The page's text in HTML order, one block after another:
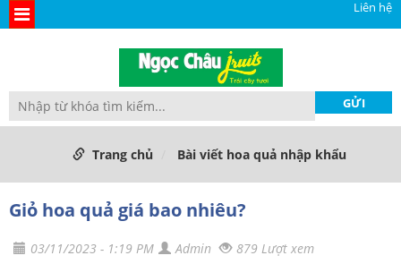
Liên hệ
Trang chủ Bài viết hoa quả nhập khẩu
Giỏ hoa quả giá bao nhiêu?
03/11/2023 - 1:19 PM Admin 879 Lượt xem